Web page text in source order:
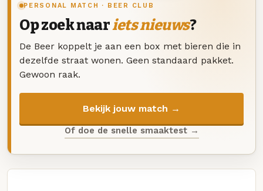
PERSONAL MATCH · BEER CLUB
Op zoek naariets nieuws?
De Beer koppelt je aan een box met bieren die in
dezelfde straat wonen. Geen standaard pakket.
Gewoon raak.
Bekijk jouw match →
Of doe de snelle smaaktest →